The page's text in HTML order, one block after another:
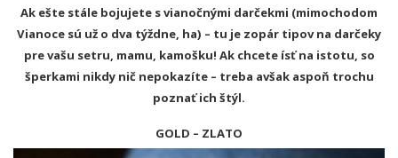
Ak ešte stále bojujete s vianočnými darčekmi (mimochodom
Vianoce sú už o dva týždne, ha) – tu je zopár tipov na darčeky
pre vašu setru, mamu, kamošku! Ak chcete ísť na istotu, so
šperkami nikdy nič nepokazíte – treba avšak aspoň trochu
poznať ich štýl.
GOLD – ZLATO